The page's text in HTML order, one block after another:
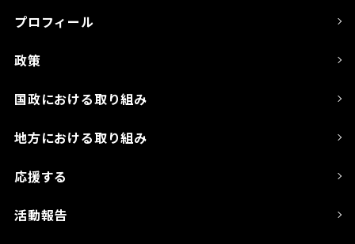
プロフィール
政策
国政における取り組み
地方における取り組み
応援する
活動報告